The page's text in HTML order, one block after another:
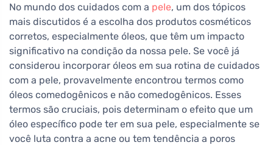
No mundo dos cuidados com a pele, um dos tópicos
mais discutidos é a escolha dos produtos cosméticos
corretos, especialmente óleos, que têm um impacto
significativo na condição da nossa pele. Se você já
considerou incorporar óleos em sua rotina de cuidados
com a pele, provavelmente encontrou termos como
óleos comedogênicos e não comedogênicos. Esses
termos são cruciais, pois determinam o efeito que um
óleo específico pode ter em sua pele, especialmente se
você luta contra a acne ou tem tendência a poros